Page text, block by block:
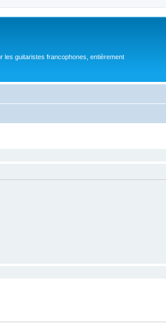
guitaristes francophones, entièrement